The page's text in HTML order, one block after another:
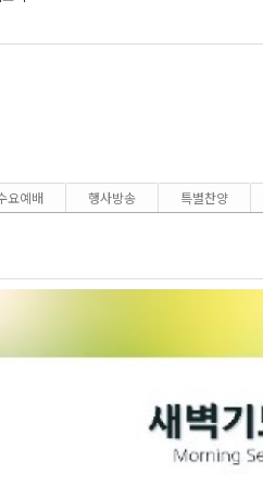
요예배 행사방송 특별찬양